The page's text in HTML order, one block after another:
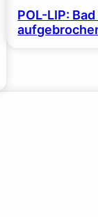
POL-LIP: